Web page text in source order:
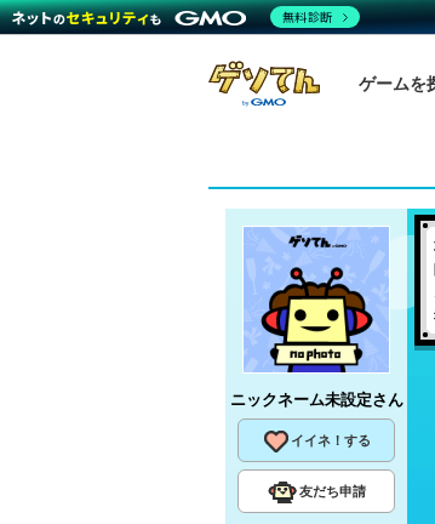
ゲームを
ニックネーム未設定さん
イイネ！する
友だち申請
無料診断